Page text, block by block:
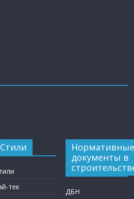
Стили
тек
Нормативные
документы в
ДБН